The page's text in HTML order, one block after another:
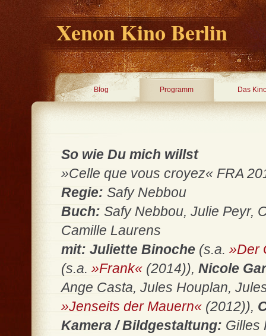
Xenon Kino Berlin
Blog Programm Das
So wie Du mich willst
»Celle que vous croyez« FRA
Regie: Safy Nebbou
Buch: Safy Nebbou, Julie Peyr,
Camille Laurens
mit: Juliette Binoche (s.a. »Der
(s.a. »Frank« (2014)), Nicole
Ange Casta, Jules Houplan,
»Jenseits der Mauern« (2012)),
Kamera / Bildgestaltung: Gilles